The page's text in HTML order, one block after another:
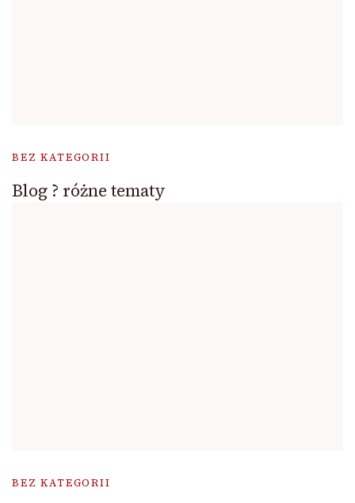
BEZ KATEGORII
Blog ? różne tematy
BEZ KATEGORII